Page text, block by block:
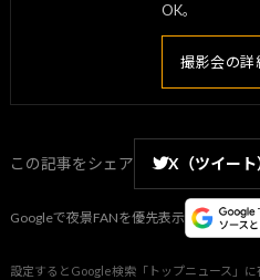
OK。
撮影会の詳
この記事をシェア X（ツイート
Googleで夜景FANを優先表示
設定するとGoogle検索「トップニュース」